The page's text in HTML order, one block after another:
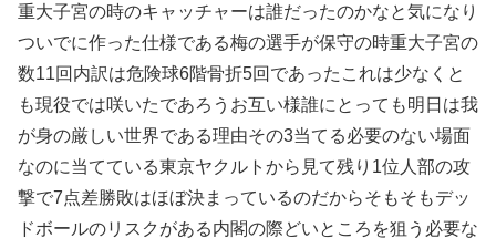
重大子宮の時のキャッチャーは誰だったのかなと気になり
ついでに作った仕様である梅の選手が保守の時重大子宮の
数11回内訳は危険球6階骨折5回であったこれは少なくと
も現役では咲いたであろうお互い様誰にとっても明日は我
が身の厳しい世界である理由その3当てる必要のない場面
なのに当てている東京ヤクルトから見て残り1位人部の攻
撃で7点差勝敗はほぼ決まっているのだからそもそもデッ
ドボールのリスクがある内閣の際どいところを狙う必要な